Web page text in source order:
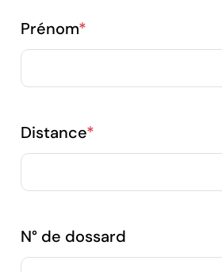
Prénom*
Distance*
N° de dossard